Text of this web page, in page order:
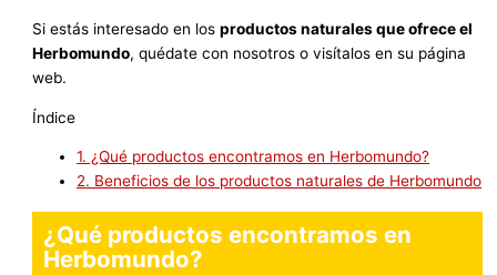
Si estás interesado en losproductos naturales que ofrece el
Herbomundo, quédate con nosotros o visítalos en su página
web.
Índice
1. ¿Qué productos encontramos en Herbomundo?
2. Beneficios de los productos naturales de Herbomundo
¿Qué productos encontramos en
Herbomundo?